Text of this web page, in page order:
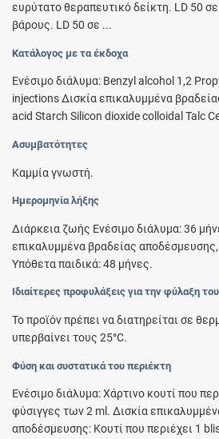
ευρύτατο θεραπευτικό δείκτη. LD 50
βάρους. LD 50 σε ...
Κατάλογος με τα έκδοχα
Ενέσιμο διάλυμα: Benzyl alcohol 1,2
injections Δισκία επικαλυμμένα
acid Starch Silicon dioxide colloidal Talc
Ασυμβατότητες
Καμμία γνωστή.
Ημερομηνία λήξης
Διάρκεια ζωής Ενέσιμο διάλυμα: 36
επικαλυμμένα βραδείας
Υπόθετα παιδικά: 48 μήνες.
Ιδιαίτερες προφυλάξεις για την φύλαξη
Το προϊόν πρέπει να διατηρείται σε
υπερβαίνει τους 25°C.
Φύση και συστατικά του περιέκτη
Ενέσιμο διάλυμα: Χάρτινο κουτί που
φύσιγγες των 2 ml. Δισκία
αποδέσμευσης: Κουτί που περιέχει 1